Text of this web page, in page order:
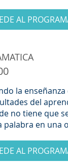
AL
la
del
no tiene que
palabra en una
AL